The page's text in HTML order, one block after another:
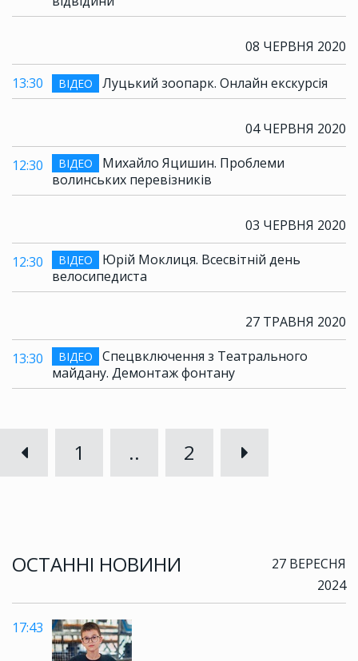
ОСТАННІ НОВИНИ
27 ВЕРЕСНЯ
2024
17:43
08 ЧЕРВНЯ 2020
13:30 ВІДЕО Луцький зоопарк. Онлайн екскурсія
04 ЧЕРВНЯ 2020
12:30 ВІДЕО
Михайло Яцишин. Проблеми
волинських перевізників
03 ЧЕРВНЯ 2020
12:30 ВІДЕО
Юрій Моклиця. Всесвітній день
велосипедиста
27 ТРАВНЯ 2020
13:30 ВІДЕО
Спецвключення з Театрального
майдану. Демонтаж фонтану
1 .. 2